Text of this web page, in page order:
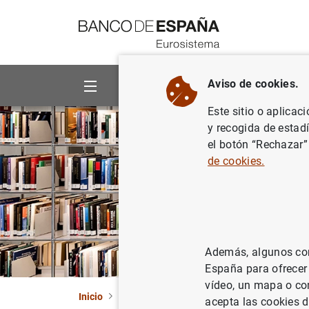
Sobre el Banco Áreas de
Inicio Información estadística
Aviso de cookies.
Este sitio o
y recogida de
el botón
de cookies.
Además, algunos
España para
vídeo, un mapa o
acepta las cookies